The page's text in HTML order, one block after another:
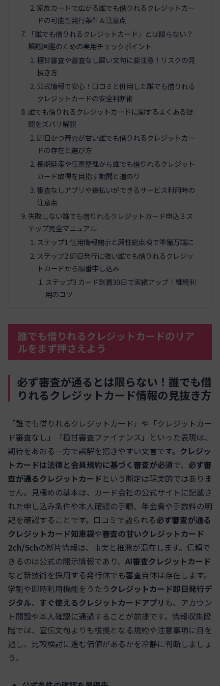
家族カードで広がる誰でも借りれるクレジットカー
ドの可能性発行条件＆注意点
「誰でも借りれるクレジットカード」とは限らない？
誤認回避のための実用チェックポイント
極甘審査や審査なし謳い文句に要注意！リスクの見
抜き方
公式情報で安心！口コミと併用した誰でも借りれる
クレジットカードの安全判断術
誰でも借りれるクレジットカードに関するよくある疑
問をズバリ解説
即日かつ審査が甘い誰でも借りれるクレジットカー
ドの存在と選び方
長期延滞や任意整理から誰でも借りれるクレジット
カード取得を目指す期間と道のり
審査なしアプリや後払いができるサービス利用時の
注意点
失敗しない誰でも借りれるクレジットカード申込３ス
テップ完全マニュアル
ステップ1 信用情報開示と属性総点検で準備万端に
ステップ2 即日発行に強い誰でも借りれるクレジッ
トカードから順番申し込み
ステップ3 カード到着30日で実績アップ！継続利
用のコツ
誰でも借りれるクレジットカードのリア
ルをまず押さえよう
必ず審査が通るとは限らない！誰でも借
りれるクレジットカード情報の見抜き方
「誰でも借りれるクレジットカード」や「クレジットカー
ド審査なし」「極甘審査ファイナンス」といった表現は、
期待をあおる一方で誤解を招きやすい文言です。 クレジッ
トカードは法律と会員規約に基づく審査が必須で、 必ず審
査が通るクレジットカードという断定は現実的ではありま
せん。見極めの基本は、カード会社の公式サイトに記載さ
れた申し込み条件や本人確認の手順、年会費や手数料の明
記を確認することです。口コミで語られる必ず審査が通る
クレジットカード知恵袋や審査の甘いクレジットカード
2ch/5chの断片情報は、事実と推測が混在します。信頼で
きるのは公式の開示情報であり、 AI審査クレジットカード
など新技術を採用する発行体でも審査自体は存在します。
学割や即時利用機能をうたうクレジットカード即日発行デ
ジタル、 すぐ使えるクレジットカードアプリ も、アカウン
ト開設や本人確認に通過することが前提です。情報収集段
階では、宣伝文句よりも根拠となる規約や注意事項に目を
通し、比較検討に進む価値があるかを冷静に判断しましょ
う。